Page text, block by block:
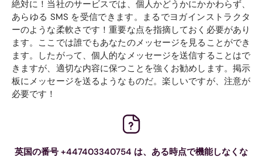
絶対に！当社のサービスでは、個人かどうかにかかわらず、
あらゆる SMS を受信できます。まるでヨガインストラクタ
ーのような柔軟さです！重要な点を指摘しておく必要があり
ます。ここでは誰でもあなたのメッセージを見ることができ
ます。したがって、個人的なメッセージを送信することはで
きますが、適切な内容に保つことを強くお勧めします。掲示
板にメッセージを送るようなものだ。楽しいですが、注意が
必要です！
英国の番号 +447403340754 は、ある時点で機能しなくな